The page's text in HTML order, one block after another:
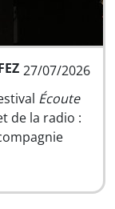
27/07/2026
Écoute
de la radio :